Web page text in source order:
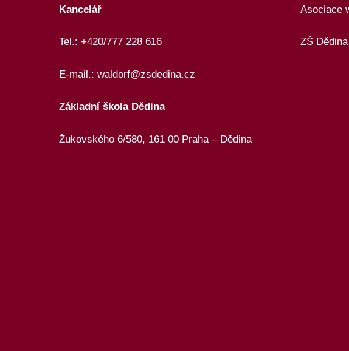
Kancelář
Tel.: +420/777 228 616
E-mail.: waldorf@zsdedina.cz
Základní škola Dědina
Žukovského 6/580, 161 00 Praha – Dědina
Asociace
ZŠ Dědina